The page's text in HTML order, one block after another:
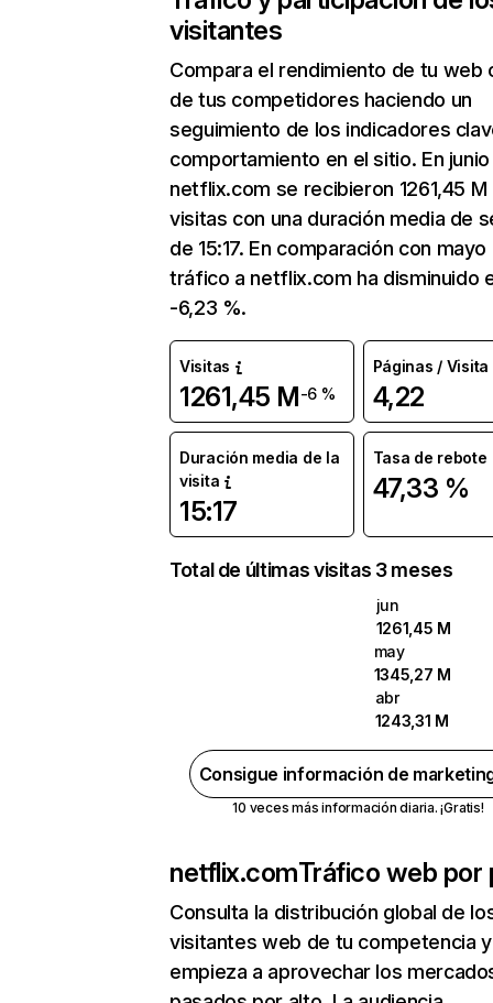
visitantes
Compara el rendimiento de tu web
de tus competidores haciendo un
seguimiento de los indicadores
comportamiento en el sitio. En junio
netflix.com se recibieron 1261,45 M
visitas con una duración media de
de 15:17. En comparación con mayo
tráfico a netflix.com ha disminuido
-6,23 %.
Visitas
1261,45 M-6 %
Páginas / Visita
4,22
Duración media de la
visita
15:17
Tasa de rebote
47,33 %
Total de últimas visitas 3 meses
jun
1261,45 M
may
1345,27 M
abr
1243,31 M
Consigue información de
10 veces más información diaria. ¡Gratis!
netflix.comTráfico web por
Consulta la distribución global de
visitantes web de tu competencia y
empieza a aprovechar los